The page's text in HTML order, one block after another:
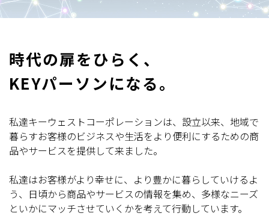
時代の扉をひらく、
KEYパーソンになる。
私達キーウェストコーポレーションは、設立以来、地域で
暮らすお客様のビジネスや生活をより便利にするための商
品やサービスを提供して来ました。
私達はお客様がより幸せに、より豊かに暮らしていけるよ
う、日頃から商品やサービスの情報を集め、多様なニーズ
といかにマッチさせていくかを考えて行動しています。